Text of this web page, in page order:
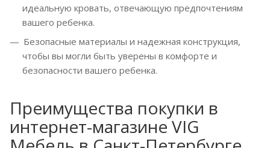
идеальную кровать, отвечающую предпочтениям
вашего ребенка.
Безопасные материалы и надежная конструкция,
чтобы вы могли быть уверены в комфорте и
безопасности вашего ребенка.
Преимущества покупки в
интернет-магазине VIG